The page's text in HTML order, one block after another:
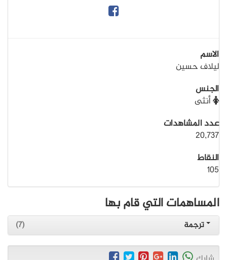
الاسم
ليلاف حسين
الجنس
أنثى
عدد المشاهدات
20,737
النقاط
105
المساهمات التي قام بها
ترجمة (7)